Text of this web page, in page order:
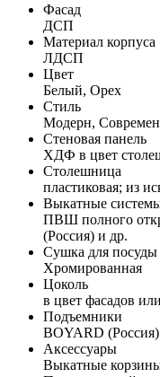
Фасад
ДСП
Материал корпуса
ЛДСП
Цвет
Белый, Орех
Стиль
Модерн,
Стеновая панель
ХДФ в цвет
Столешница
пластиковая; из
Выкатные
ПВШ полного
(Россия) и др.
Сушка для посуды
Хромированная
Цоколь
в цвет фасадов
Подъемники
BOYARD
Аксессуары
Выкатные